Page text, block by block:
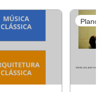
Plano 3